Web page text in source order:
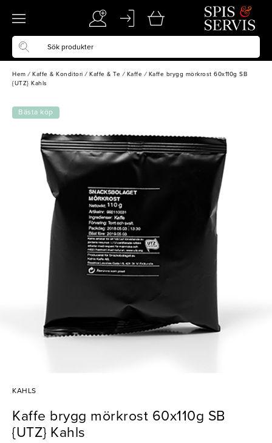
Hem / Kaffe & Konditori / Kaffe & Te / Kaffe / Kaffe brygg mörkrost 60x110g SB
{UTZ} Kahls
Bästa köp
KAHLS
Kaffe brygg mörkrost 60x110g SB
{UTZ} Kahls